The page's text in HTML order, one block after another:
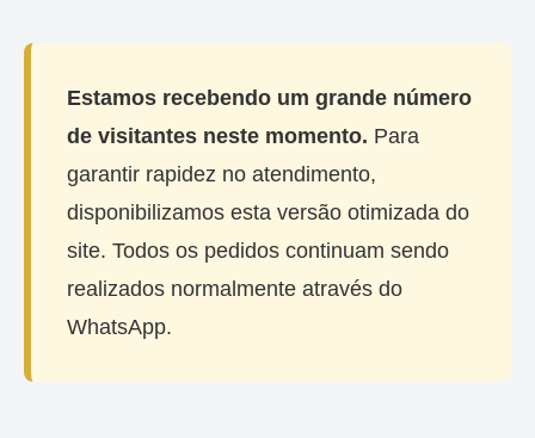
Estamos recebendo um grande número
de visitantes neste momento. Para
garantir rapidez no atendimento,
disponibilizamos esta versão otimizada do
site. Todos os pedidos continuam sendo
realizados normalmente através do
WhatsApp.